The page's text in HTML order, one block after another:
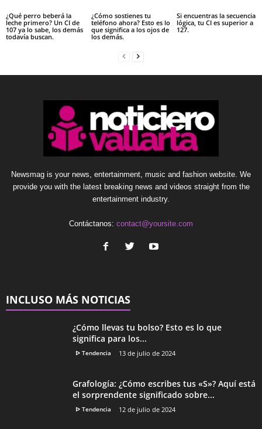
¿Qué perro beberá la
leche primero? Un CI de
107 ya lo sabe, los demás
todavía buscan.
¿Cómo sostienes tu
teléfono ahora? Esto es lo
que significa a los ojos de
los demás.
Si encuentras la secuencia
lógica, tu CI es superior a
127.
Newsmag is your news, entertainment, music and fashion website. We
provide you with the latest breaking news and videos straight from the
entertainment industry.
Contáctanos: contact@yoursite.com
INCLUSO MÁS NOTICIAS
¿Cómo llevas tu bolso? Esto es lo que
significa para los...
ᐅ Tendencia 13 de julio de 2024
Grafología: ¿Cómo escribes tus «S»? Aquí está
el sorprendente significado sobre...
ᐅ Tendencia 12 de julio de 2024